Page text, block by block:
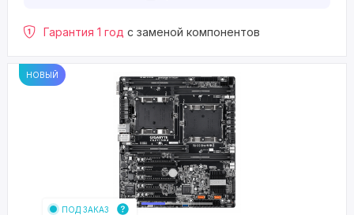
Гарантия 1 год с заменой компонентов
НОВЫЙ
ПОД ЗАКАЗ